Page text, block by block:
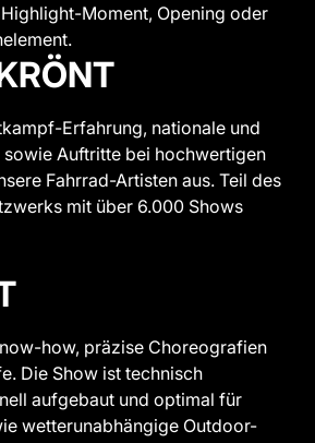
Moment, Opening oder
Erfahrung, nationale und
Auftritte bei hochwertigen
Fahrrad-Artisten aus. Teil des
mit über 6.000 Shows
how, präzise Choreografien
Die Show ist technisch
aufgebaut und optimal für
wetterunabhängige Outdoor-